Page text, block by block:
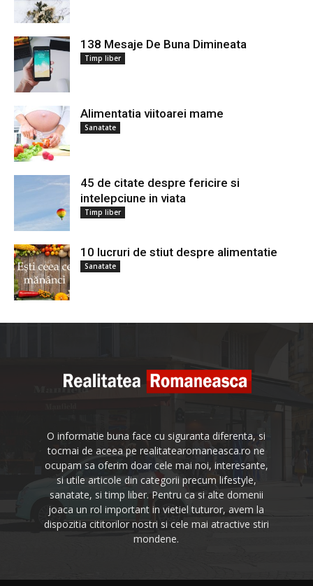
138 Mesaje De Buna Dimineata
Timp liber
Alimentatia viitoarei mame
Sanatate
45 de citate despre fericire si
intelepciune in viata
Timp liber
10 lucruri de stiut despre alimentatie
Sanatate
O informatie buna face cu siguranta diferenta, si
tocmai de aceea pe realitatearomaneasca.ro ne
ocupam sa oferim doar cele mai noi, interesante,
si utile articole din categorii precum lifestyle,
sanatate, si timp liber. Pentru ca si alte domenii
joaca un rol important in vietiel tuturor, avem la
dispozitia cititorilor nostri si cele mai atractive stiri
mondene.